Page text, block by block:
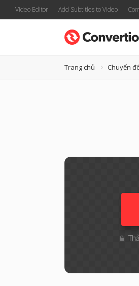
Video Editor Add Subtitles to Video
Trang chủ Chuyển